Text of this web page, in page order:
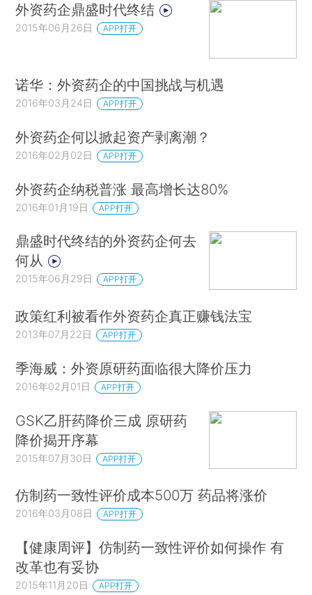
外资药企鼎盛时代终结
2015年06月26日 APP打开
诺华：外资药企的中国挑战与机遇
2016年03月24日 APP打开
外资药企何以掀起资产剥离潮？
2016年02月02日 APP打开
外资药企纳税普涨 最高增长达80%
2016年01月19日 APP打开
鼎盛时代终结的外资药企何去
何从
2015年06月29日 APP打开
政策红利被看作外资药企真正赚钱法宝
2013年07月22日 APP打开
季海威：外资原研药面临很大降价压力
2016年02月01日 APP打开
GSK乙肝药降价三成 原研药
降价揭开序幕
2015年07月30日 APP打开
仿制药一致性评价成本500万 药品将涨价
2016年03月08日 APP打开
【健康周评】仿制药一致性评价如何操作 有
改革也有妥协
2015年11月20日 APP打开